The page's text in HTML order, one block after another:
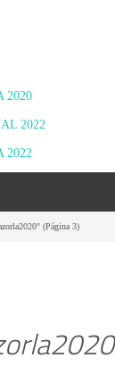
2020
2022
2022
(Página 3)